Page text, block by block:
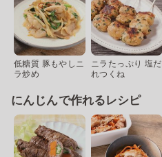
低糖質 豚もやしニ
ラ炒め
ニラたっぷり 塩だ
れつくね
にんじんで作れるレシピ